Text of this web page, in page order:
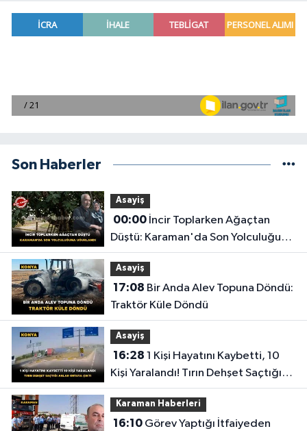
Son Haberler
Asayiş
00:00İncir Toplarken Ağaçtan
Düştü: Karaman'da Son Yolculuğuna
Uğurlandı
Asayiş
17:08
Traktör Küle Döndü
Asayiş
16:28
Kişi Yaralandı! Tırın Dehşet Saçtığı
Anlar Ortaya Çıktı
Karaman Haberleri
16:10Görev Yaptığı İtfaiyeden